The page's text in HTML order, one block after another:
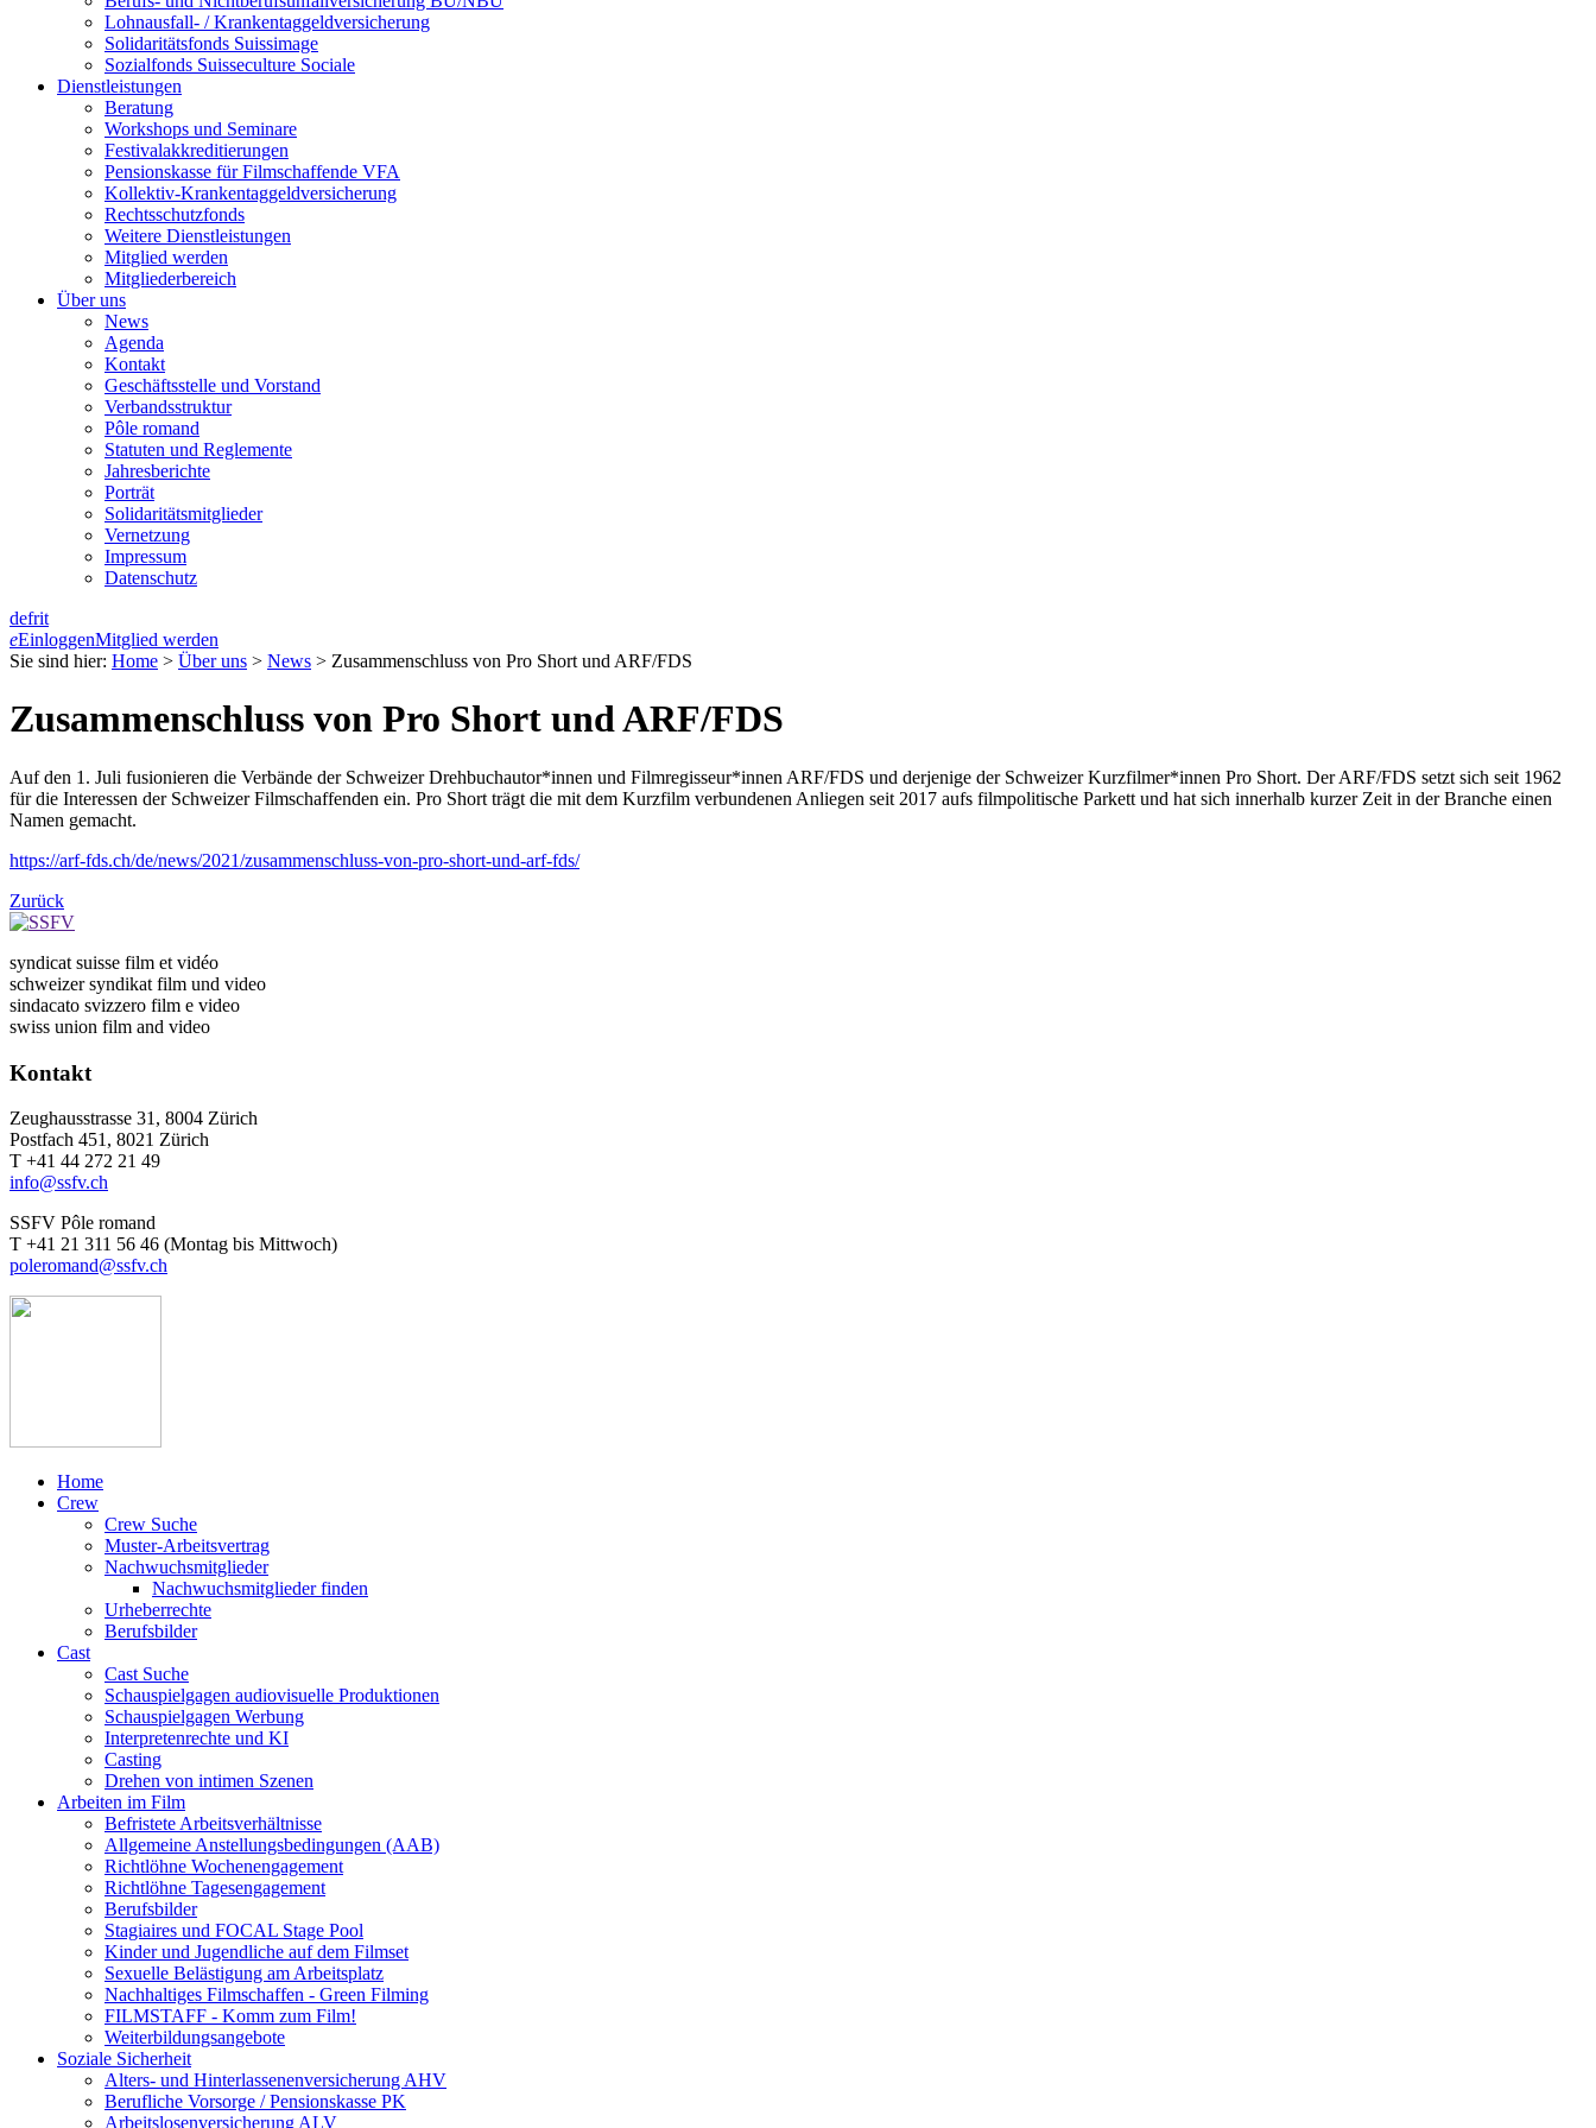
Lohnausfall- / Krankentaggeldversicherung
Solidaritätsfonds Suissimage
Sozialfonds Suisseculture Sociale
Dienstleistungen
Beratung
Workshops und Seminare
Festivalakkreditierungen
Pensionskasse für Filmschaffende VFA
Kollektiv-Krankentaggeldversicherung
Rechtsschutzfonds
Weitere Dienstleistungen
Mitglied werden
Mitgliederbereich
Über uns
News
Agenda
Kontakt
Geschäftsstelle und Vorstand
Verbandsstruktur
Pôle romand
Statuten und Reglemente
Jahresberichte
Porträt
Solidaritätsmitglieder
Vernetzung
Impressum
Datenschutz
defrit
eEinloggenMitglied werden
Sie sind hier: Home > Über uns > News > Zusammenschluss von Pro Short und ARF/FDS
Zusammenschluss von Pro Short und ARF/FDS
Auf den 1. Juli fusionieren die Verbände der Schweizer Drehbuchautor*innen und Filmregisseur*innen ARF/FDS und derjenige der Schweizer Kurzfilmer*innen Pro Short. Der ARF/FDS setzt sich seit 1962
für die Interessen der Schweizer Filmschaffenden ein. Pro Short trägt die mit dem Kurzfilm verbundenen Anliegen seit 2017 aufs filmpolitische Parkett und hat sich innerhalb kurzer Zeit in der Branche einen
Namen gemacht.
https://arf-fds.ch/de/news/2021/zusammenschluss-von-pro-short-und-arf-fds/
Zurück
syndicat suisse film et vidéo
schweizer syndikat film und video
sindacato svizzero film e video
swiss union film and video
Kontakt
Zeughausstrasse 31, 8004 Zürich
Postfach 451, 8021 Zürich
T +41 44 272 21 49
info@ssfv.ch
SSFV Pôle romand
T +41 21 311 56 46 (Montag bis Mittwoch)
poleromand@ssfv.ch
Home
Crew
Crew Suche
Muster-Arbeitsvertrag
Nachwuchsmitglieder
Nachwuchsmitglieder finden
Urheberrechte
Berufsbilder
Cast
Cast Suche
Schauspielgagen audiovisuelle Produktionen
Schauspielgagen Werbung
Interpretenrechte und KI
Casting
Drehen von intimen Szenen
Arbeiten im Film
Befristete Arbeitsverhältnisse
Allgemeine Anstellungsbedingungen (AAB)
Richtlöhne Wochenengagement
Richtlöhne Tagesengagement
Berufsbilder
Stagiaires und FOCAL Stage Pool
Kinder und Jugendliche auf dem Filmset
Sexuelle Belästigung am Arbeitsplatz
Nachhaltiges Filmschaffen - Green Filming
FILMSTAFF - Komm zum Film!
Weiterbildungsangebote
Soziale Sicherheit
Alters- und Hinterlassenenversicherung AHV
Berufliche Vorsorge / Pensionskasse PK
Arbeitslosenversicherung ALV